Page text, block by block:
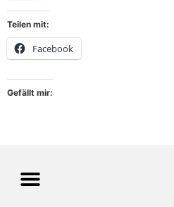
Teilen mit:
Facebook
Gefällt mir: